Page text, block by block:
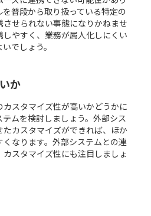
普段から取り扱っている特定の
せられない事態になりかねませ
やすく、業務が属人化しにくい
でしょう。
か
スタマイズ性が高いかどうかに
ムを検討しましょう。外部シス
カスタマイズができれば、ほか
なります。外部システムとの連
スタマイズ性にも注目しましょ